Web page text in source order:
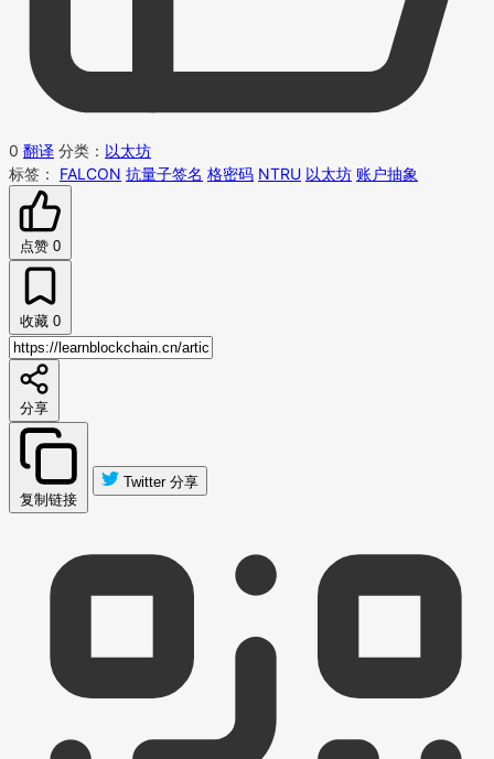
0 翻译 分类： 以太坊
标签：
FALCON 抗量子签名 格密码 NTRU 以太坊 账户抽象
点赞 0
收藏 0
分享
复制链接
Twitter 分享